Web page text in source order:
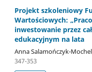
Projekt szkoleniowy
Wartościowych:
inwestowanie przez
edukacyjnym na lata
Anna Salamończyk-
347-353